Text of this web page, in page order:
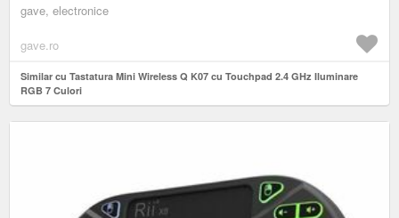
gave, electronice
gave.ro
Similar cu Tastatura Mini Wireless Q K07 cu Touchpad 2.4 GHz Iluminare
RGB 7 Culori